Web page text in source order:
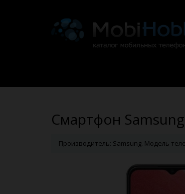
Смартфон
Производитель: Samsung. Модель